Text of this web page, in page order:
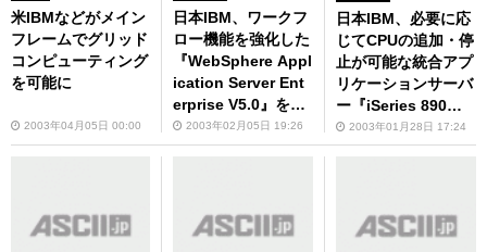
米IBMなどがメイン
フレームでグリッド
コンピューティング
を可能に
2003年04月05日 00:00
日本IBM、ワークフ
ロー機能を強化した
『WebSphere Appl
ication Server Ent
erprise V5.0』を発
売2003年02月05日 19:26
日本IBM、必要に応
じてCPUの追加・停
止が可能な統合アプ
リケーションサーバ
ー『iSeries 890』
など5モデルを出荷
2003年01月28日 17:24